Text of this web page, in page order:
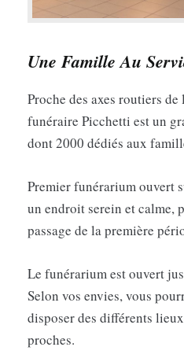
Une Famille Au
Proche des axes routiers
funéraire Picchetti est un
dont 2000 dédiés aux
Premier funérarium ouvert
un endroit serein et calme,
passage de la première
Le funérarium est ouvert
Selon vos envies, vous
disposer des différents
proches.